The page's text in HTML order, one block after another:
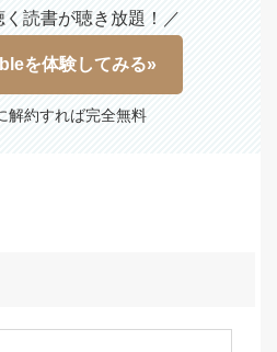
く読書が聴き放題！／
を体験してみる»
解約すれば完全無料